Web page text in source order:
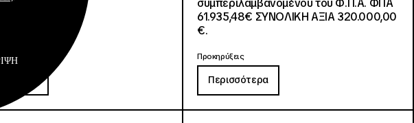
συμπεριλαμβανομένου του Φ.Π.Α. ΦΠΑ
61.935,48€ ΣΥΝΟΛΙΚΗ ΑΞΙΑ 320.000,00
€.
Προκηρύξεις
Περισσότερα